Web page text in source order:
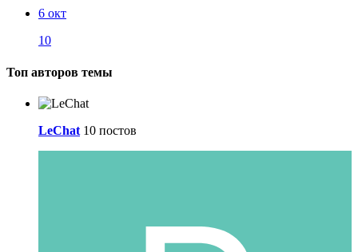
6 окт
10
Топ авторов темы
LeChat 10 постов